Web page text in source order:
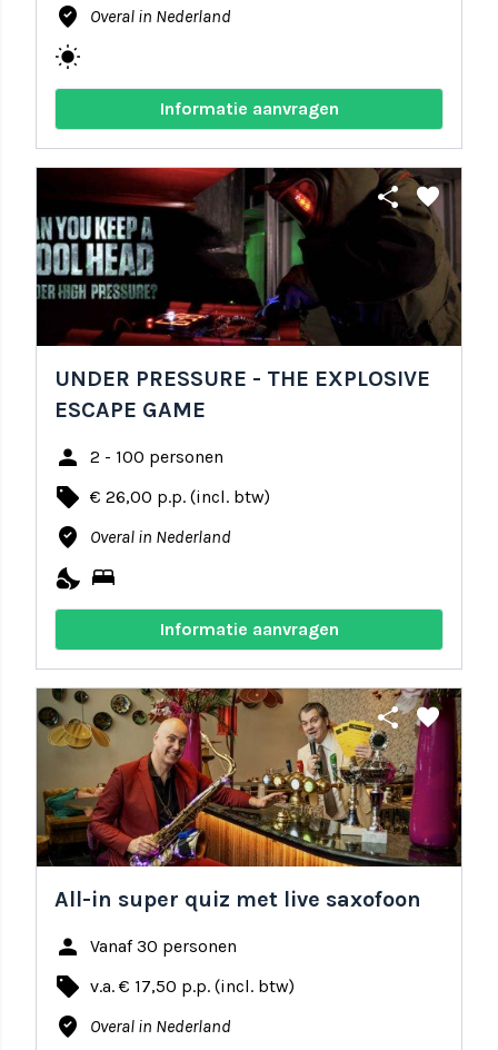
where_to_vote Overal in Nederland
wb_sunny
Informatie aanvragen
share favorite
UNDER PRESSURE - THE EXPLOSIVE
ESCAPE GAME
person 2 - 100 personen
local_offer € 26,00 p.p. (incl. btw)
where_to_vote Overal in Nederland
nights_stay bed
Informatie aanvragen
share favorite
All-in super quiz met live saxofoon
person Vanaf 30 personen
local_offer v.a. € 17,50 p.p. (incl. btw)
where_to_vote Overal in Nederland